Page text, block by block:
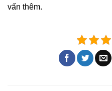
vấn thêm.